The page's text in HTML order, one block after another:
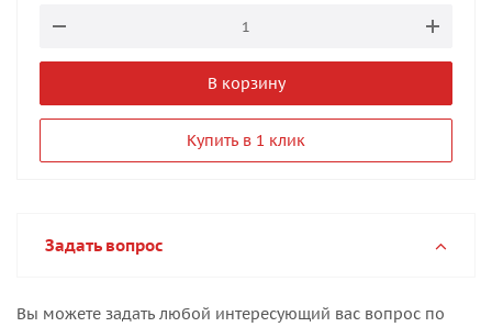
В корзину
Купить в 1 клик
Задать вопрос
Вы можете задать любой интересующий вас вопрос по